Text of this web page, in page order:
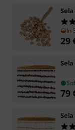
Sela
In
29
Sela
79
Sela